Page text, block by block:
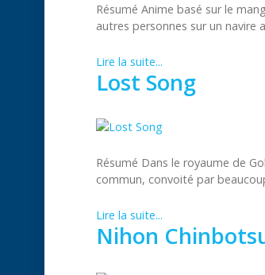
Résumé Anime basé sur le
autres personnes sur un navire
Lire la suite...
Lost Song
Résumé Dans le royaume de
commun, convoité par
Lire la suite...
Nihon